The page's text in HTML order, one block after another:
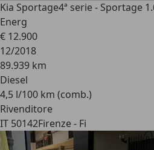
Kia Sportage4ª serie - Sportage
Energ
€ 12.900
12/2018
89.939 km
Diesel
4,5 l/100 km (comb.)
Rivenditore
IT 50142Firenze - Fi